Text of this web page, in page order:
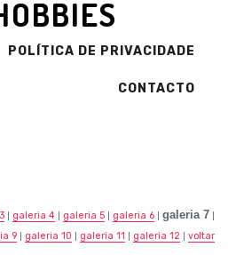
POLÍTICA DE PRIVACIDADE
CONTACTO
| galeria 4 | galeria 5 | galeria 6 | galeria 7 |
9 | galeria 10 | galeria 11 | galeria 12 | voltar